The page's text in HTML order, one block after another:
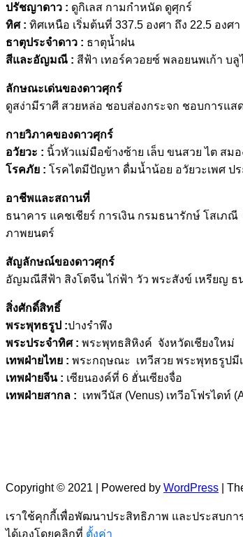
ปรัชญาดาว : ดูกิเลส กามกำหนัด ดูศุกร์
ทิศ : ทิศเหนือ เริ่มต้นที่ 337.5 องศา ถึง 22.5 องศา
ธาตุประจำดาว : ธาตุน้ำฝน
สีและอัญมณี : สีฟ้า เทอร์ควอยซ์ พลอยนพเก้า บ
ลักษณะเด่นของดาวศุกร์
ดูสง่ามีราศี สวยหล่อ ชอบส่องกระจก ชอบการแส
กายวิภาคของดาวศุกร์
อวัยวะ : นิ้วหัวแม่มือข้างซ้าย เล็บ ขนสวย ไต สม
โรคภัย : โรคไตมีปัญหา ดื่มน้ำน้อย อวัยวะเพศ ปร
อาชีพและสถานที่
ธนาคาร แคชเชียร์ การเงิน กรมธนารักษ์ โสเภ
ภาพยนตร์
สัญลักษณ์ของดาวศุกร์
อัญมณีสีฟ้า สิงโตจีน ไก่ฟ้า วัว พระสังข์ เหรียญ ธ
สิ่งศักดิ์สิทธิ์
พระพุทธรูป :ปางรำพึง
พระประจำทิศ : พระพุทธสิหิงค์ จังหวัดเชียงใหม่
เทพฝ่ายไทย : พระกฤษณะ เทวีสวย พระพุทธรูปมี
เทพฝ่ายจีน : เซียนองค์ที่ 6 ฮั่นเซียงจื่อ
เทพฝ่ายสากล : เทพวีนัส (Venus) เทวีอโฟรไดท์
Copyright © 2021 | Powered by WordPress
เราใช้คุกกี้เพื่อพัฒนาประสิทธิภาพ และประสบก
ได้เองโดยคลิกที่ ตั้งค่า